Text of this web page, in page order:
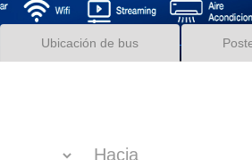
Ubicación de bus